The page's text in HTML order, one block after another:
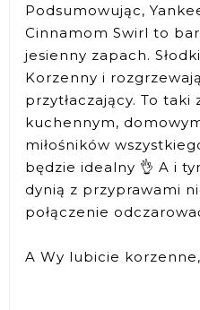
Podsumowując,
Cinnamom Swirl to
jesienny zapach.
Korzenny i
przytłaczający. To
kuchennym,
miłośników
będzie idealny 👌 A i
dynią z przyprawami
połączenie
A Wy lubicie